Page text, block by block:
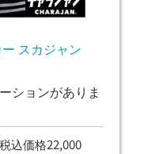
スカジャン
ションがありま
税込価格22,000